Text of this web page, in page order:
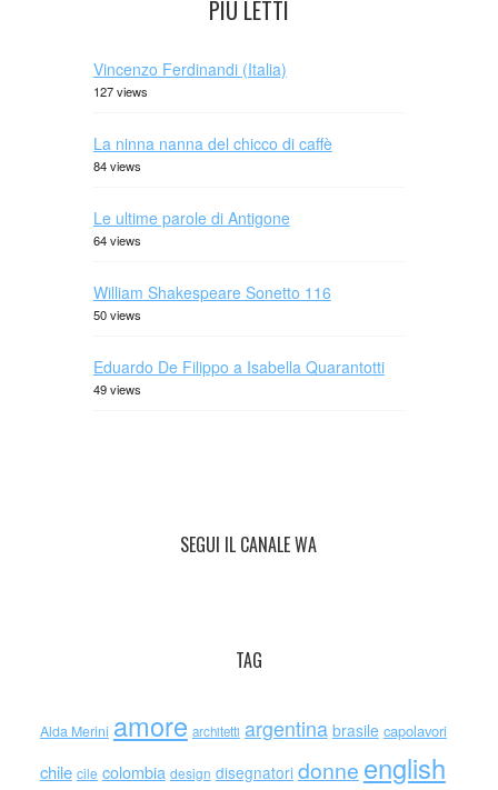
PIÙ LETTI
Vincenzo Ferdinandi (Italia)
127 views
La ninna nanna del chicco di caffè
84 views
Le ultime parole di Antigone
64 views
William Shakespeare Sonetto 116
50 views
Eduardo De Filippo a Isabella Quarantotti
49 views
SEGUI IL CANALE WA
TAG
Alda Merini amore architetti argentina brasile capolavori
chile cile colombia design disegnatori donne english